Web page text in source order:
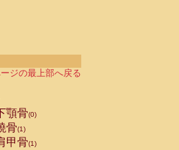
ジの最上部へ戻る
顎骨(0)
骨(1)
甲骨(1)